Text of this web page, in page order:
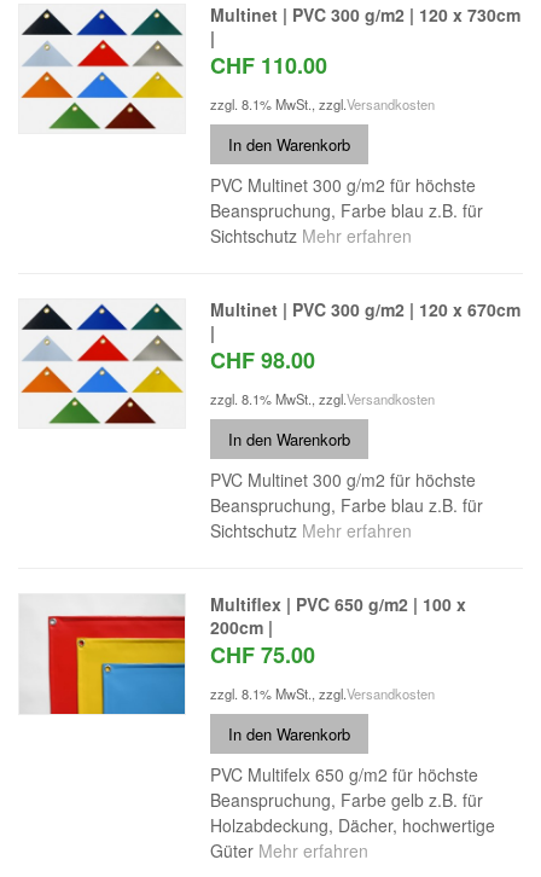
Multinet | PVC 300 g/m2 | 120 x 730cm
|
CHF 110.00
zzgl. 8.1% MwSt.,zzgl.Versandkosten
In den Warenkorb
PVC Multinet 300 g/m2 für höchste
Beanspruchung, Farbe blau z.B. für
Sichtschutz Mehr erfahren
Multinet | PVC 300 g/m2 | 120 x 670cm
|
CHF 98.00
zzgl. 8.1% MwSt.,zzgl.Versandkosten
In den Warenkorb
PVC Multinet 300 g/m2 für höchste
Beanspruchung, Farbe blau z.B. für
Sichtschutz Mehr erfahren
Multiflex | PVC 650 g/m2 | 100 x
200cm |
CHF 75.00
zzgl. 8.1% MwSt.,zzgl.Versandkosten
In den Warenkorb
PVC Multifelx 650 g/m2 für höchste
Beanspruchung, Farbe gelb z.B. für
Holzabdeckung, Dächer, hochwertige
Güter Mehr erfahren